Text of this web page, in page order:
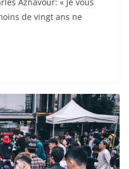
de vingt ans ne